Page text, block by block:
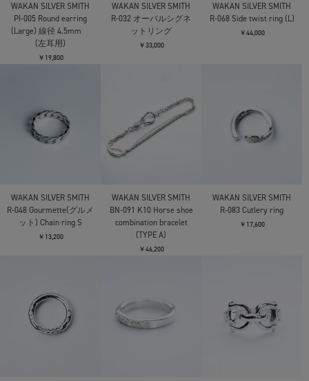
WAKAN SILVER SMITH
PI-005 Round earring
(Large) 線径 4.5mm
(左耳用)
￥19,800
WAKAN SILVER SMITH
R-032 オーバルシグネ
ットリング
￥33,000
WAKAN SILVER SMITH
R-068 Side twist ring (L)
￥44,000
WAKAN SILVER SMITH
R-048 Gourmette(グルメ
ット) Chain ring S
￥13,200
WAKAN SILVER SMITH
BN-091 K10 Horse shoe
combination bracelet
(TYPE A)
￥46,200
WAKAN SILVER SMITH
R-083 Cutlery ring
￥17,600